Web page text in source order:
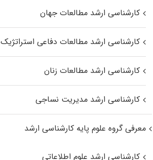
کارشناسی ارشد مطالعات جهان
کارشناسی ارشد مطالعات دفاعی استراتژیک
کارشناسی ارشد مطالعات زنان
کارشناسی ارشد مدیریت نساجی
معرفی گروه علوم پایه کارشناسی ارشد
کارشناسی ارشد علوم اطلاعاتی